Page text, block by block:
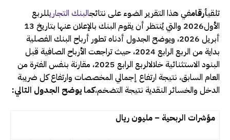
تلقيأرقامفي هذا التقرير الضوء على نتائجالبنك التجاريللربع
الأول2026 والتي يُنتظر أن يقوم البنك بالإعلان عنها بتاريخ 13
أبريل 2026، ويوضح الجدول أدناه تطور أرباح البنك الفصلية
بداية من الربع الرابع 2024، حيث تراجعت الأرباح الصافية قبل
البنود الاستثنائية خلالالربع الرابع 2025، مقارنة بنفس الفترة من
العام السابق، نتيجة ارتفاع إجمالي المخصصات وارتفاع كل ضريبة
الدخل والخسائر النقدية نتيجة التضخم،كما يوضح الجدول التالي:
مؤشرات الربحية – مليون ريال